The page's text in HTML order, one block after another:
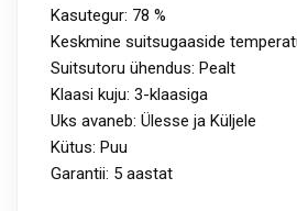
Kasutegur: 78 %
Keskmine suitsugaaside
Suitsutoru ühendus: Pealt
Klaasi kuju: 3-klaasiga
Uks avaneb: Ülesse ja Küljele
Kütus: Puu
Garantii: 5 aastat